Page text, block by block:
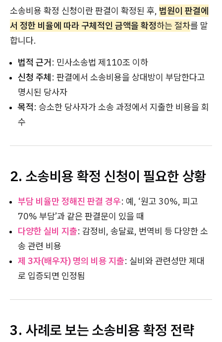
소송비용 확정 신청이란 판결이 확정된 후, 법원이 판결에
서 정한 비율에 따라 구체적인 금액을 확정하는 절차를 말
합니다.
법적 근거: 민사소송법 제110조 이하
신청 주체: 판결에서 소송비용을 상대방이 부담한다고
명시된 당사자
목적: 승소한 당사자가 소송 과정에서 지출한 비용을 회
수
2. 소송비용 확정 신청이 필요한 상황
부담 비율만 정해진 판결 경우: 예, ‘원고 30%, 피고
70% 부담’과 같은 판결문이 있을 때
다양한 실비 지출: 감정비, 송달료, 번역비 등 다양한 소
송 관련 비용
제 3자(배우자) 명의 비용 지출: 실비와 관련성만 제대
로 입증되면 인정됨
3. 사례로 보는 소송비용 확정 전략